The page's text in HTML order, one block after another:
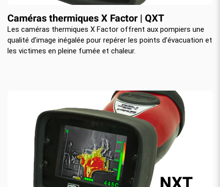
Caméras thermiques X Factor | QXT
Les caméras thermiques X Factor offrent aux pompiers une
qualité d’image inégalée pour repérer les points d’évacuation et
les victimes en pleine fumée et chaleur.